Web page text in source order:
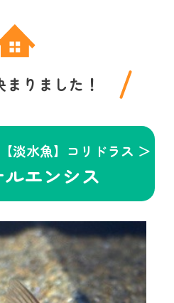
まりました！
淡水魚】コリドラス ＞
エンシス